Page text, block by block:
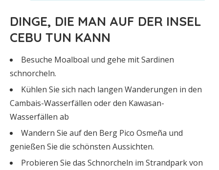
DINGE, DIE MAN AUF DER INSEL
CEBU TUN KANN
Besuche Moalboal und gehe mit Sardinen
schnorcheln.
Kühlen Sie sich nach langen Wanderungen in den
Cambais-Wasserfällen oder den Kawasan-
Wasserfällen ab
Wandern Sie auf den Berg Pico Osmeña und
genießen Sie die schönsten Aussichten.
Probieren Sie das Schnorcheln im Strandpark von